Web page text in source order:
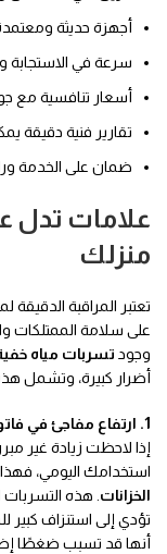
أجهزة حديثة
سرعة في الاستجابة
أسعار تنافسية مع
تقارير فنية دقيقة
ضمان على الخدمة
علامات تدل
منزلك
تعتبر المراقبة
على سلامة الممتلكات
وجود تسربات مياه
أضرار كبيرة، وتشمل
1. ارتفاع مفاجئ في فاتورة المياه
إذا لاحظت زيادة غير
استخدامك اليومي، فهذا
الخزانات. هذه
تؤدي إلى استنزاف كبير
أنها قد تسبب ضغطًا